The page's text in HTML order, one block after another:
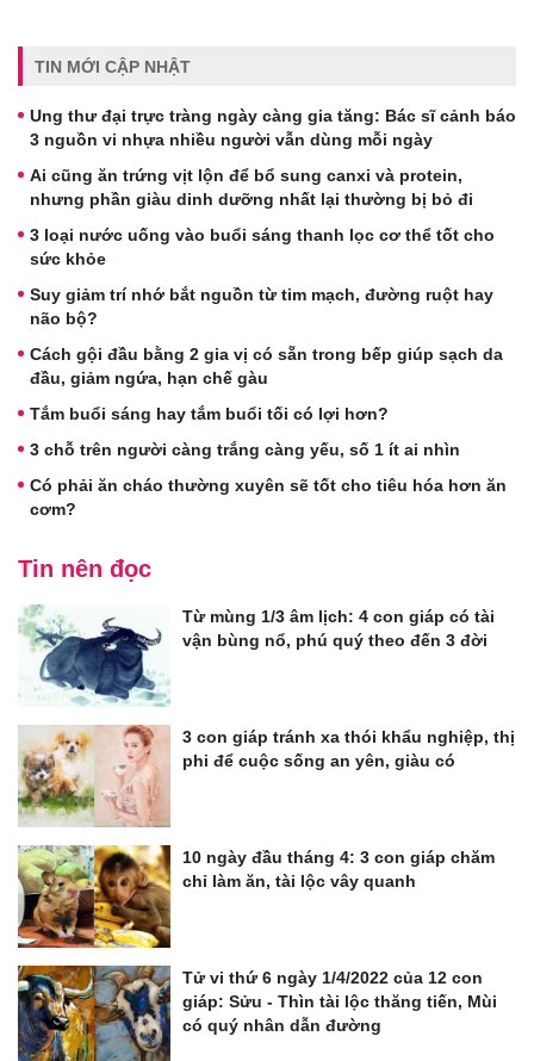
TIN MỚI CẬP NHẬT
Ung thư đại trực tràng ngày càng gia tăng: Bác sĩ cảnh báo
3 nguồn vi nhựa nhiều người vẫn dùng mỗi ngày
Ai cũng ăn trứng vịt lộn để bổ sung canxi và protein,
nhưng phần giàu dinh dưỡng nhất lại thường bị bỏ đi
3 loại nước uống vào buổi sáng thanh lọc cơ thể tốt cho
sức khỏe
Suy giảm trí nhớ bắt nguồn từ tim mạch, đường ruột hay
não bộ?
Cách gội đầu bằng 2 gia vị có sẵn trong bếp giúp sạch da
đầu, giảm ngứa, hạn chế gàu
Tắm buổi sáng hay tắm buổi tối có lợi hơn?
3 chỗ trên người càng trắng càng yếu, số 1 ít ai nhìn
Có phải ăn cháo thường xuyên sẽ tốt cho tiêu hóa hơn ăn
cơm?
Tin nên đọc
Từ mùng 1/3 âm lịch: 4 con giáp có tài
vận bùng nổ, phú quý theo đến 3 đời
3 con giáp tránh xa thói khẩu nghiệp, thị
phi để cuộc sống an yên, giàu có
10 ngày đầu tháng 4: 3 con giáp chăm
chỉ làm ăn, tài lộc vây quanh
Tử vi thứ 6 ngày 1/4/2022 của 12 con
giáp: Sửu - Thìn tài lộc thăng tiến, Mùi
có quý nhân dẫn đường